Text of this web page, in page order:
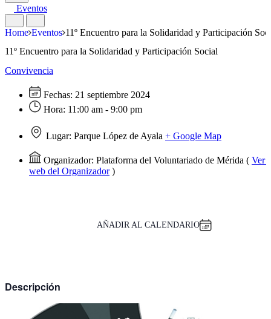
Eventos
Home Eventos 11º Encuentro para la Solidaridad y Participación
11º Encuentro para la Solidaridad y Participación Social
Convivencia
Fechas: 21 septiembre 2024
Hora: 11:00 am - 9:00 pm
Lugar: Parque López de Ayala + Google Map
Organizador: Plataforma del Voluntariado de Mérida ( Ver
web del Organizador)
AÑADIR AL CALENDARIO
Descripción